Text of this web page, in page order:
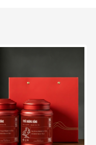
Add to wishlist